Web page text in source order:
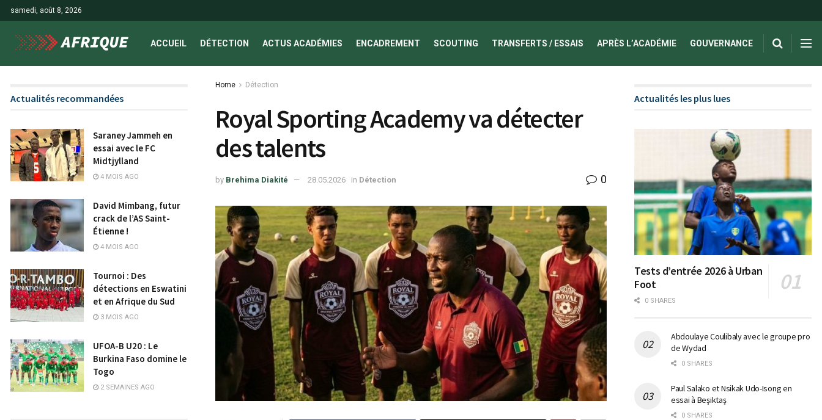
samedi, août 8, 2026
ACCUEIL DÉTECTION ACTUS ACADÉMIES ENCADREMENT SCOUTING TRANSFERTS / ESSAIS APRÈS L’ACADÉMIE GOUVERNANCE
Home Détection
Royal Sporting Academy va détecter
des talents
by Brehima Diakité 28.05.2026 in Détection 0
Actualités recommandées
Saraney Jammeh en
essai avec le FC
Midtjylland
4 MOIS AGO
David Mimbang, futur
crack de l’AS Saint-
Étienne !
4 MOIS AGO
Tournoi : Des
détections en Eswatini
et en Afrique du Sud
3 MOIS AGO
UFOA-B U20 : Le
Burkina Faso domine le
Togo
2 SEMAINES AGO
Actualités les plus lues
Tests d’entrée 2026 à Urban
Foot
0 SHARES
Abdoulaye Coulibaly avec le groupe pro
de Wydad
0 SHARES
Paul Salako et Nsikak Udo-Isong en
essai à Beşiktaş
0 SHARES